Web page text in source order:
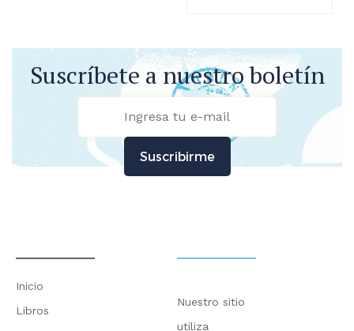
Suscríbete a nuestro boletín
Suscribirme
Inicio
Libros
Nuestro sitio
utiliza